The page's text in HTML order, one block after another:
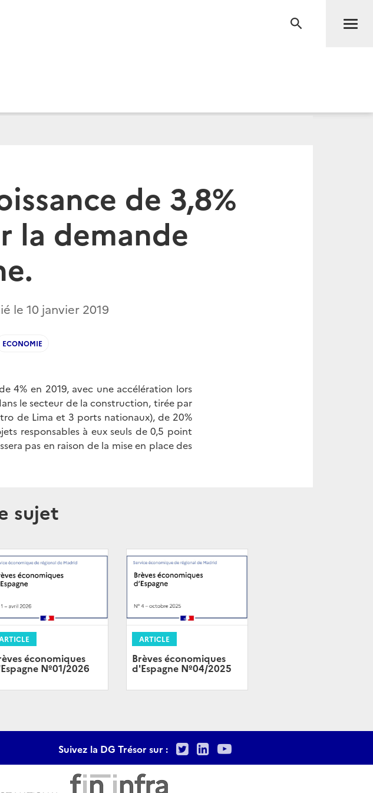
RECHERCHE
de 3,8%
la demande
le 10 janvier 2019
ECONOMIE
4% en 2019, avec une accélération lors
le secteur de la construction, tirée par
de Lima et 3 ports nationaux), de 20%
responsables à eux seuls de 0,5 point
pas en raison de la mise en place des
sujet
économiques
Nº01/2026
ARTICLE
Brèves économiques
d'Espagne Nº04/2025
Suivez la DG Trésor sur : TwitterLinkedIn
Youtube